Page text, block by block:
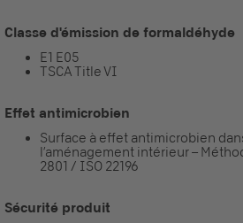
Classe d'émission de formaldéhyde
E1 E05
TSCA Title VI
Effet antimicrobien
Surface à effet antimicrobien
l’aménagement intérieur –
2801 / ISO 22196
Sécurité produit